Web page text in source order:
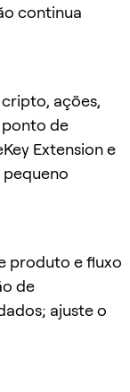
continua
ações,
de
Extension e
pequeno
produto e fluxo
de
ajuste o